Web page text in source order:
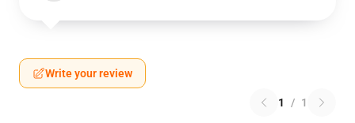
Write your review
1 / 1